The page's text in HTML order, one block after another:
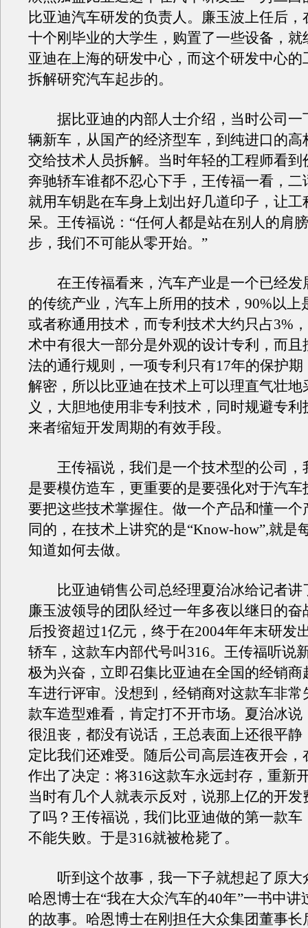
比亚迪汽车研发的负责人。廉玉波上任后，
十个刚毕业的大学生，购置了一些设备，就
亚迪在上海的研发中心，而这个研发中心的
拆解研究汽车起步的。
据比亚迪的内部人士介绍，当时公司一
辆新车，从国产的经济型车，到纯进口的高
交给技术人员拆解。当时年轻的工程师看到
奔驰轿车谁都不忍心下手，王传福一看，二
就用车钥匙在车身上划出好几道印子，让工
呆。王传福说：“任何人都是站在别人的肩
步，我们不可能从零开始。”
在王传福看来，汽车产业是一个已经发
的传统产业，汽车上所用的技术，90%以上
或者称通用技术，而专利技术大约只占3%
术中有很大一部分是外观的设计专利，而且
法的通行规则，一项专利只有17年的保护
解密，所以比亚迪在技术上可以理直气壮地
义，大胆地使用非专利技术，同时规避专利
来者缩短开发周期的有效手段。
王传福说，我们是一个技术型的公司，
是要模仿造车，更重要的是要强化对于汽车
要把这些技术掌握住。做一个产品和懂一个
同的，在技术上讲究的是“Know-how”,就是
知道如何去做。
比亚迪销售公司总经理夏治冰给记者讲
廉玉波领导的团队经过一年多夜以继日的奋
后投资超过1亿元，终于在2004年年末研发
轿车，这款车内部代号叫316。王传福听说
极为兴奋，立即召集比亚迪在全国的经销商
车进行评审。没想到，经销商对这款车非常
款车造型难看，肯定打不开市场。夏治冰说
很沮丧，都没有说话，王总表面上还很平静
定比我们还难受。随后公司高层连夜开会，
作出了决定：将316这款车永远封存，重新
当时有几个人就表示反对，说那上亿的开发
了吗？王传福说，我们比亚迪做的第一款车
不能失败。于是316就被枪毙了。
听到这个故事，我一下子就想起了原大
哈恩博士在“我在大众汽车的40年”一书中讲
的故事。哈恩博士在刚担任大众集团董事长